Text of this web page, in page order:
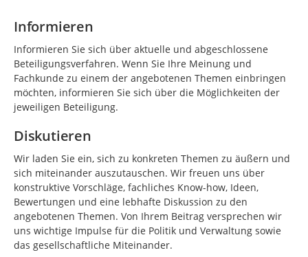
Informieren
Informieren Sie sich über aktuelle und abgeschlossene
Beteiligungsverfahren. Wenn Sie Ihre Meinung und
Fachkunde zu einem der angebotenen Themen einbringen
möchten, informieren Sie sich über die Möglichkeiten der
jeweiligen Beteiligung.
Diskutieren
Wir laden Sie ein, sich zu konkreten Themen zu äußern und
sich miteinander auszutauschen. Wir freuen uns über
konstruktive Vorschläge, fachliches Know-how, Ideen,
Bewertungen und eine lebhafte Diskussion zu den
angebotenen Themen. Von Ihrem Beitrag versprechen wir
uns wichtige Impulse für die Politik und Verwaltung sowie
das gesellschaftliche Miteinander.